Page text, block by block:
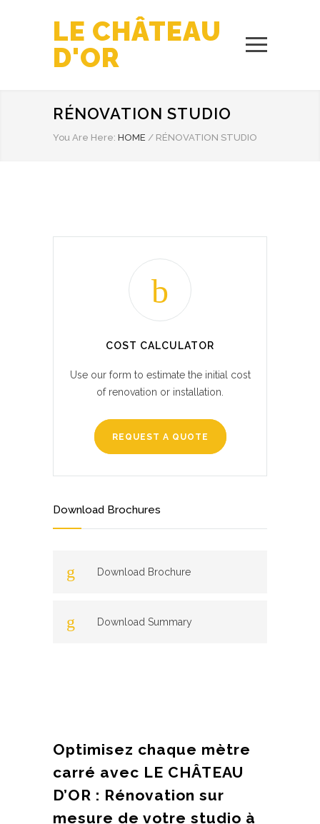
LE CHÂTEAU
D'OR
RÉNOVATION STUDIO
You Are Here: HOME / RÉNOVATION STUDIO
COST CALCULATOR
Use our form to estimate the initial cost
of renovation or installation.
REQUEST A QUOTE
Download Brochures
Download Brochure
Download Summary
Optimisez chaque mètre
carré avec LE CHÂTEAU
D’OR : Rénovation sur
mesure de votre studio à